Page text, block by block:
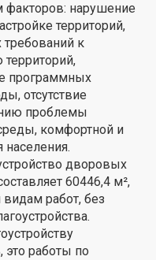
факторов: нарушение
территорий,
к
программных
отсутствие
проблемы
комфортной и
населения.
дворовых
60446,4 м²,
работ, без
это работы по